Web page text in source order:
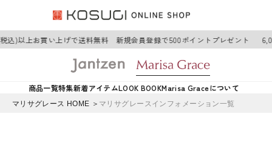
込)以上お買い上げで送料無料 新規会員登録で500ポイントプレゼント
商品一覧特集新着アイテムLOOK BOOKMarisa Graceについて
マリサグレース HOME ＞ マリサグレースインフォメーション一覧